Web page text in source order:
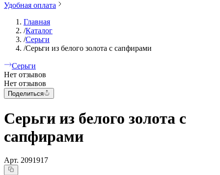
Удобная оплата
Главная
/Каталог
/Серьги
/Серьги из белого золота с сапфирами
Серьги
Нет отзывов
Нет отзывов
Поделиться
Серьги из белого золота с
сапфирами
Арт. 2091917